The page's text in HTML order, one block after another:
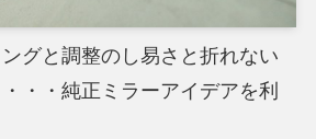
グと調整のし易さと折れない
・・純正ミラーアイデアを利